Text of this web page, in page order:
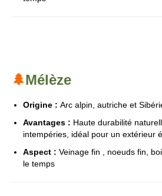
🌲Mélèze
Origine : Arc alpin, autriche et
Avantages : Haute durabilité
intempéries, idéal pour un extérieur
Aspect : Veinage fin , noeuds fin,
le temps